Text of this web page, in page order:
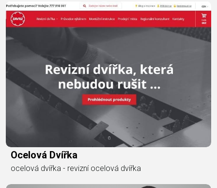
Ocelová Dvířka
ocelová dvířka - revizní ocelová dvířka